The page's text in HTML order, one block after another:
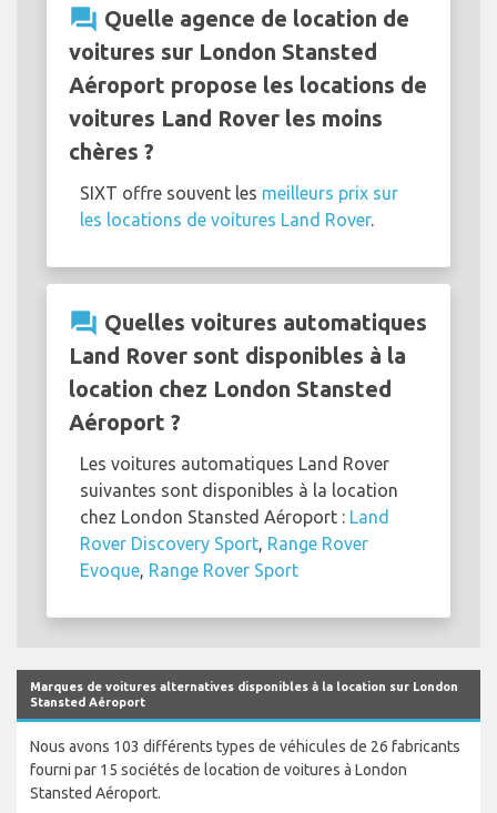
question_answer Quelle agence de location de
voitures sur London Stansted
Aéroport propose les locations de
voitures Land Rover les moins
chères ?
SIXT offre souvent les meilleurs prix sur
les locations de voitures Land Rover.
question_answer Quelles voitures automatiques
Land Rover sont disponibles à la
location chez London Stansted
Aéroport ?
Les voitures automatiques Land Rover
suivantes sont disponibles à la location
chez London Stansted Aéroport : Land
Rover Discovery Sport Range Rover
Evoque Range Rover Sport
Marques de voitures alternatives disponibles à la location sur London
Stansted Aéroport
Nous avons 103 différents types de véhicules de 26 fabricants
fourni par 15 sociétés de location de voitures à London
Stansted Aéroport.